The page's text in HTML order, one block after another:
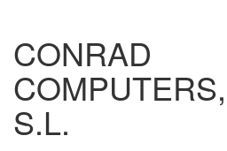
CONRAD
COMPUTERS,
S.L.